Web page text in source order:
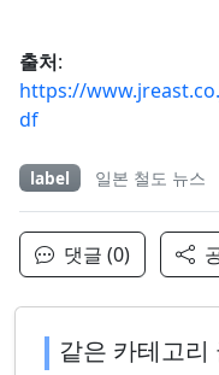
출처:
https://
df
label 일본 철도 뉴스
댓글 (0)
같은 카테고리